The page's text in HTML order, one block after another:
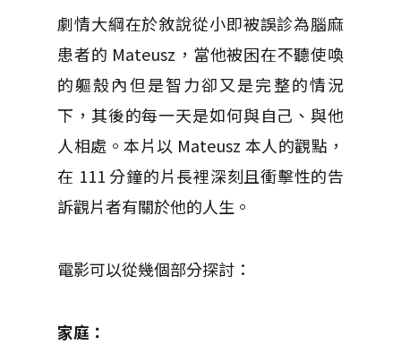
劇情大綱在於敘說從小即被誤診為腦麻
患者的 Mateusz，當他被困在不聽使喚
的軀殼內但是智力卻又是完整的情況
下，其後的每一天是如何與自己、與他
人相處。本片以 Mateusz 本人的觀點，
在 111 分鐘的片長裡深刻且衝擊性的告
訴觀片者有關於他的人生。
電影可以從幾個部分探討：
家庭：